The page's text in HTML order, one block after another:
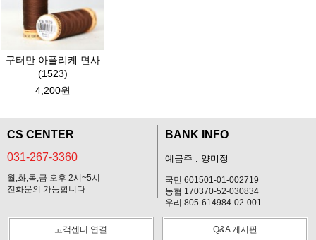
구터만 아플리케 면사
(1523)
4,200원
CS CENTER
031-267-3360
월,화,목,금 오후 2시~5시
전화문의 가능합니다
BANK INFO
예금주 : 양미정
국민 601501-01-002719
농협 170370-52-030834
우리 805-614984-02-001
고객센터 연결 Q&A 게시판